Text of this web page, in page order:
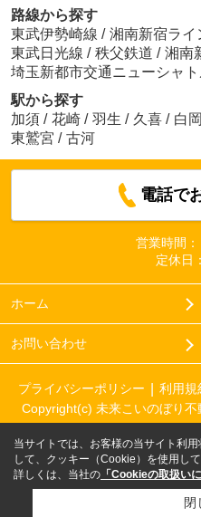
路線から探す
東武伊勢崎線 / 湘南新宿ライ
東武日光線 / 秩父鉄道 / 湘南
埼玉新都市交通ニューシャ
駅から探す
加須 / 花崎 / 羽生 / 久喜 / 白岡
東鷲宮 / 古河
電話で
営業時間：
定休日：
ホーム
お問い合わせ
プライバシーポリシー 利用規
Copyright(c) 未来こいのぼり
当サイトでは、お客様の当サイト利
して、クッキー（Cookie）を使用して
詳しくは、当社の 「Cookieの取扱い
閉